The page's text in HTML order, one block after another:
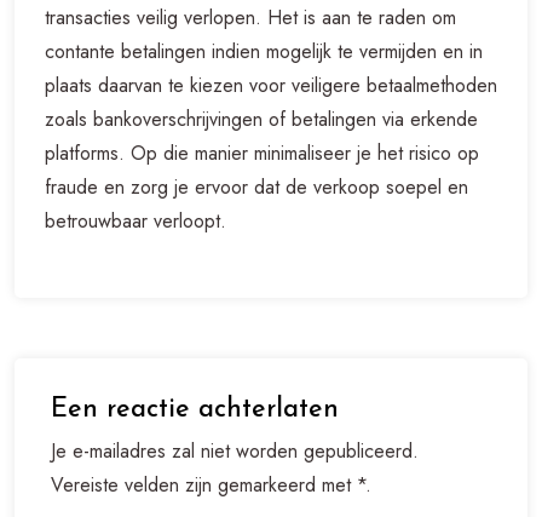
transacties veilig verlopen. Het is aan te raden om
contante betalingen indien mogelijk te vermijden en in
plaats daarvan te kiezen voor veiligere betaalmethoden
zoals bankoverschrijvingen of betalingen via erkende
platforms. Op die manier minimaliseer je het risico op
fraude en zorg je ervoor dat de verkoop soepel en
betrouwbaar verloopt.
Een reactie achterlaten
Je e-mailadres zal niet worden gepubliceerd.
Vereiste velden zijn gemarkeerd met *.